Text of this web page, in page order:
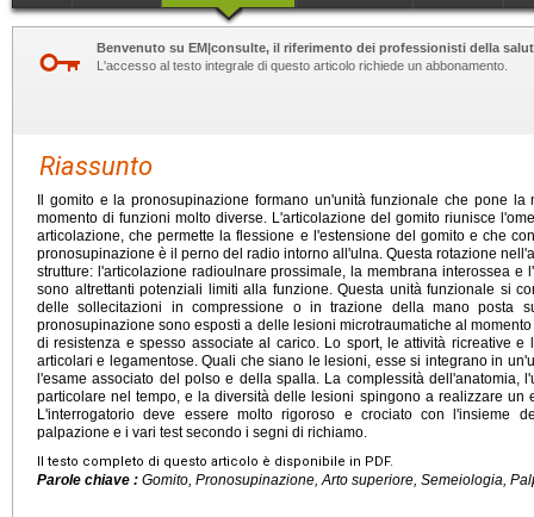
Benvenuto su EM|consulte, il riferimento dei professionisti della
L'accesso al testo integrale di questo articolo richiede un abbonamento.
Riassunto
Il gomito e la pronosupinazione formano un'unità funzionale che pone
momento di funzioni molto diverse. L'articolazione del gomito riunisce
articolazione, che permette la flessione e l'estensione del gomito e che
pronosupinazione è il perno del radio intorno all'ulna. Questa rotazione
strutture: l'articolazione radioulnare prossimale, la membrana interossea e
sono altrettanti potenziali limiti alla funzione. Questa unità funzionale si
delle sollecitazioni in compressione o in trazione della mano posta
pronosupinazione sono esposti a delle lesioni microtraumatiche al
di resistenza e spesso associate al carico. Lo sport, le attività ricreative e
articolari e legamentose. Quali che siano le lesioni, esse si integrano in
l'esame associato del polso e della spalla. La complessità dell'anatomia,
particolare nel tempo, e la diversità delle lesioni spingono a realizzare un
L'interrogatorio deve essere molto rigoroso e crociato con l'insieme
palpazione e i vari test secondo i segni di richiamo.
Il testo completo di questo articolo è disponibile in PDF.
Parole chiave : Gomito, Pronosupinazione, Arto superiore, Semeiologia,